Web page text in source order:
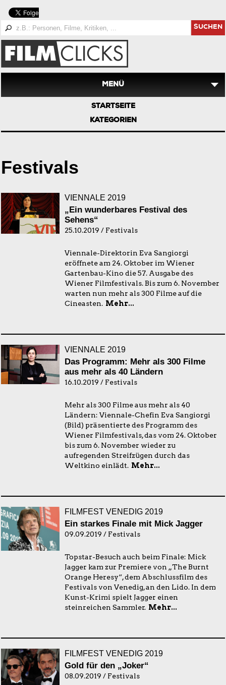
SUCHEN
MENÜ
STARTSEITE
KATEGORIEN
Festivals
VIENNALE 2019
„Ein wunderbares Festival des
Sehens“
25.10.2019 / Festivals
Viennale-Direktorin Eva Sangiorgi
eröffnete am 24. Oktober im Wiener
Gartenbau-Kino die 57. Ausgabe des
Wiener Filmfestivals. Bis zum 6. November
warten nun mehr als 300 Filme auf die
Cineasten. Mehr...
VIENNALE 2019
Das Programm: Mehr als 300 Filme
aus mehr als 40 Ländern
16.10.2019 / Festivals
Mehr als 300 Filme aus mehr als 40
Ländern: Viennale-Chefin Eva Sangiorgi
(Bild) präsentierte des Programm des
Wiener Filmfestivals, das vom 24. Oktober
bis zum 6. November wieder zu
aufregenden Streifzügen durch das
Weltkino einlädt. Mehr...
FILMFEST VENEDIG 2019
Ein starkes Finale mit Mick Jagger
09.09.2019 / Festivals
Topstar-Besuch auch beim Finale: Mick
Jagger kam zur Premiere von „The Burnt
Orange Heresy“, dem Abschlussfilm des
Festivals von Venedig, an den Lido. In dem
Kunst-Krimi spielt Jagger einen
steinreichen Sammler. Mehr...
FILMFEST VENEDIG 2019
Gold für den „Joker“
08.09.2019 / Festivals